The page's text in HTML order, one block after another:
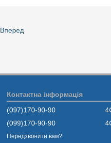
Вперед
Контактна інформація
(097)170-90-90
(099)170-90-90
Передзвонити вам?